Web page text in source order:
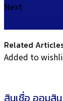
Next
Related
Added to